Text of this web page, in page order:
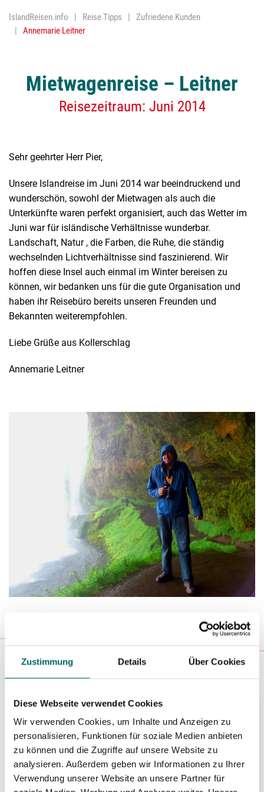
Zustimmung Details Über Cookies
Diese Webseite verwendet Cookies
Wir verwenden Cookies, um Inhalte und Anzeigen zu
personalisieren, Funktionen für soziale Medien anbieten
zu können und die Zugriffe auf unsere Website zu
analysieren. Außerdem geben wir Informationen zu Ihrer
Verwendung unserer Website an unsere Partner für
IslandReisen.info Reise Tipps
Zufriedene Kunden
Annemarie Leitner
Mietwagenreise – Leitner
Reisezeitraum: Juni 2014
Sehr geehrter Herr Pier,
Unsere Islandreise im Juni 2014 war beeindruckend und
wunderschön, sowohl der Mietwagen als auch die
Unterkünfte waren perfekt organisiert, auch das Wetter im
Juni war für isländische Verhältnisse wunderbar.
Landschaft, Natur , die Farben, die Ruhe, die ständig
wechselnden Lichtverhältnisse sind faszinierend. Wir
hoffen diese Insel auch einmal im Winter bereisen zu
können, wir bedanken uns für die gute Organisation und
haben ihr Reisebüro bereits unseren Freunden und
Bekannten weiterempfohlen.
Liebe Grüße aus Kollerschlag
Annemarie Leitner
Top Angebot
Mietwagen Rundreise